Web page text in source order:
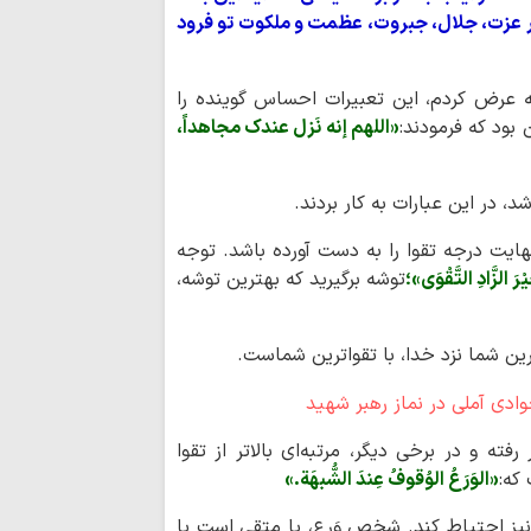
بر عزت، جلال، جبروت، عظمت و ملکوت تو فرود
عرض کردم، این تعبیرات احساس گوینده را
که فرمودند:«اللهم إنه نَزل عندک مجاهداً،
در این عبارات به کار بردند.
درجه تقوا را به دست آورده باشد. توجه
الزَّادِ التَّقْوَی»؛توشه برگیرید که بهترین توشه،
شما نزد خدا، با تقواترین شماست.
و در برخی دیگر، مرتبه‌ای بالاتر از تقوا
که:«الوَرَعُ الوُقوفُ عِندَ الشُّبهَة.»